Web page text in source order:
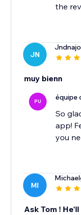
the
JN
muy bienn
PU équipe
So
app!
you
MI
Ask Tom !